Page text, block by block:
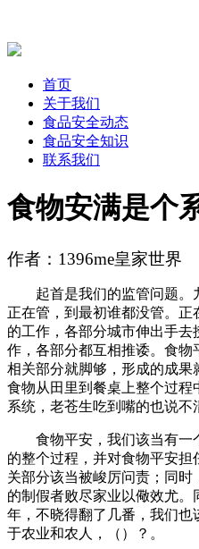
首页
关于我们
食品安全动态
食品安全知识
联系我们
食物安满是个
作者：1396me皇家世界
起首是我们的监管问题。
正在管，到最初谁都没管。
的工作，各部分城市伸出手
作，各部分都互相推诿。食
相关部分就脚够，形成的成果
食物从田里到餐桌上整个过程
系统，老苍生吃到嘴的也说不
食物平安，我们该当有一
的整个过程，并对食物平安
关部分该当被峻厉问责；同
的制假者败尽家业以儆效尤
年，不晓得翻了几番，我们也
于农业和农人，（）？。